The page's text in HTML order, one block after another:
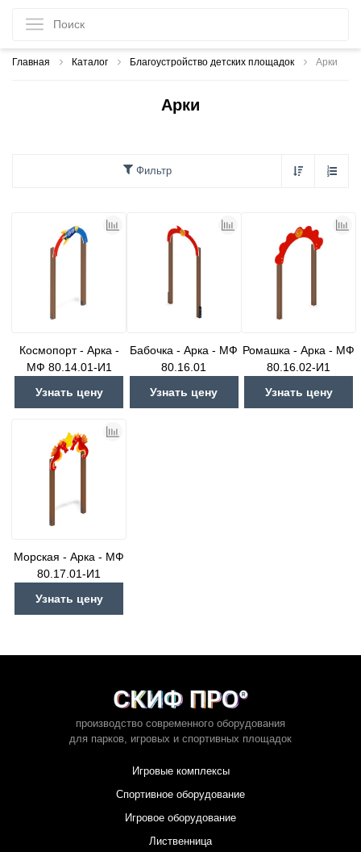
Главная Каталог Благоустройство детских площадок Арки
Арки
Фильтр
Космопорт - Арка -
МФ 80.14.01-И1
Узнать цену
Бабочка - Арка - МФ
80.16.01
Узнать цену
Ромашка - Арка - МФ
80.16.02-И1
Узнать цену
Морская - Арка - МФ
80.17.01-И1
Узнать цену
производство современного оборудования
для парков, игровых и спортивных площадок
Игровые комплексы
Спортивное оборудование
Игровое оборудование
Лиственница